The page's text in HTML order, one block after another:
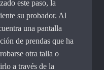
este paso, la
su probador. Al
una pantalla
de prendas que ha
otra talla o
a través de la